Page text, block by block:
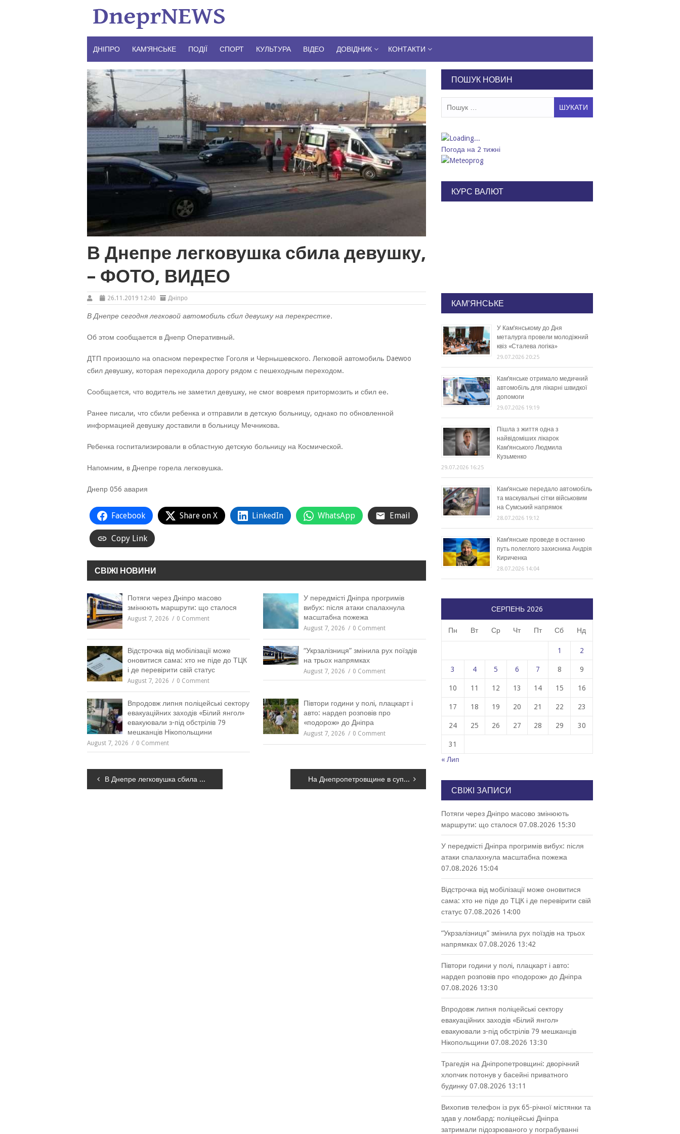
ДНІПРО КАМ’ЯНСЬКЕ ПОДІЇ СПОРТ КУЛЬТУРА ВІДЕО ДОВІДНИК КОНТАКТИ
В Днепре легковушка сбила девушку,
– ФОТО, ВИДЕО
26.11.2019 12:40 Дніпро
В Днепре сегодня легковой автомобиль сбил девушку на перекрестке.
Об этом сообщается в Днепр Оперативный.
ДТП произошло на опасном перекрестке Гоголя и Чернышевского. Легковой автомобиль Daewoo
сбил девушку, которая переходила дорогу рядом с пешеходным переходом.
Сообщается, что водитель не заметил девушку, не смог вовремя притормозить и сбил ее.
Ранее писали, что сбили ребенка и отправили в детскую больницу, однако по обновленной
информацией девушку доставили в больницу Мечникова.
Ребенка госпитализировали в областную детскую больницу на Космической.
Напомним, в Днепре горела легковушка.
Днепр 056 авария
Facebook Share on X LinkedIn WhatsApp Email
Copy Link
СВІЖІ НОВИНИ
Потяги через Дніпро масово
змінюють маршрути: що сталося
August 7, 2026 0 Comment
У передмісті Дніпра прогримів
вибух: після атаки спалахнула
масштабна пожежа
August 7, 2026 0 Comment
Відстрочка від мобілізації може
оновитися сама: хто не піде до ТЦК
і де перевірити свій статус
August 7, 2026 0 Comment
“Укрзалізниця” змінила рух поїздів
на трьох напрямках
August 7, 2026 0 Comment
Впродовж липня поліцейські сектору
евакуаційних заходів «Білий янгол»
евакуювали з-під обстрілів 79
мешканців Нікопольщини
August 7, 2026 0 Comment
Півтори години у полі, плацкарт і
авто: нардеп розповів про
«подорож» до Дніпра
August 7, 2026 0 Comment
Навігація
В Днепре легковушка сбила ребенка, – ФОТО На Днепропетровщине в супермаркете нашли подозрительный армейский рюкзак, – ФОТО
ПОШУК НОВИН
Погода на 2 тижні
КУРС ВАЛЮТ
КАМ'ЯНСЬКЕ
У Кам’янському до Дня
металурга провели молодіжний
квіз «Сталева логіка»
29.07.2026 20:25
Кам’янське отримало медичний
автомобіль для лікарні швидкої
допомоги
29.07.2026 19:19
Пішла з життя одна з
найвідоміших лікарок
Кам’янського Людмила
Кузьменко
29.07.2026 16:25
Кам’янське передало автомобіль
та маскувальні сітки військовим
на Сумський напрямок
28.07.2026 19:12
Кам’янське проведе в останню
путь полеглого захисника Андрія
Кириченка
28.07.2026 14:04
СЕРПЕНЬ 2026
Пн Вт Ср Чт Пт Сб Нд
1 2
3 4 5 6 7 8 9
10 11 12 13 14 15 16
17 18 19 20 21 22 23
24 25 26 27 28 29 30
31
« Лип
СВІЖІ ЗАПИСИ
Потяги через Дніпро масово змінюють
маршрути: що сталося 07.08.2026 15:30
У передмісті Дніпра прогримів вибух: після
атаки спалахнула масштабна пожежа
07.08.2026 15:04
Відстрочка від мобілізації може оновитися
сама: хто не піде до ТЦК і де перевірити свій
статус 07.08.2026 14:00
“Укрзалізниця” змінила рух поїздів на трьох
напрямках 07.08.2026 13:42
Півтори години у полі, плацкарт і авто:
нардеп розповів про «подорож» до Дніпра
07.08.2026 13:30
Впродовж липня поліцейські сектору
евакуаційних заходів «Білий янгол»
евакуювали з-під обстрілів 79 мешканців
Нікопольщини 07.08.2026 13:30
Трагедія на Дніпропетровщині: дворічний
хлопчик потонув у басейні приватного
будинку 07.08.2026 13:11
Вихопив телефон із рук 65-річної містянки та
здав у ломбард: поліцейські Дніпра
затримали підозрюваного у пограбуванні